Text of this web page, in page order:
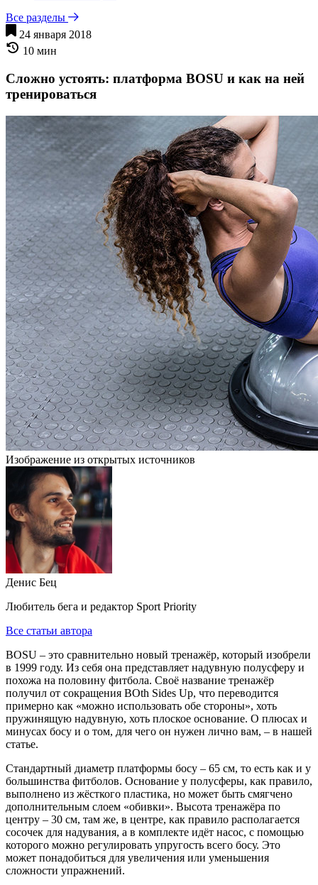
Все разделы
24 января 2018
10 мин
Сложно устоять: платформа BOSU и как на ней
тренироваться
Изображение из открытых источников
Денис Бец
Любитель бега и редактор Sport Priority
Все статьи автора
BOSU – это сравнительно новый тренажёр, который изобрели
в 1999 году. Из себя она представляет надувную полусферу и
похожа на половину фитбола. Своё название тренажёр
получил от сокращения BOth Sides Up, что переводится
примерно как «можно использовать обе стороны», хоть
пружинящую надувную, хоть плоское основание. О плюсах и
минусах босу и о том, для чего он нужен лично вам, – в нашей
статье.
Стандартный диаметр платформы босу – 65 см, то есть как и у
большинства фитболов. Основание у полусферы, как правило,
выполнено из жёсткого пластика, но может быть смягчено
дополнительным слоем «обивки». Высота тренажёра по
центру – 30 см, там же, в центре, как правило располагается
сосочек для надувания, а в комплекте идёт насос, с помощью
которого можно регулировать упругость всего босу. Это
может понадобиться для увеличения или уменьшения
сложности упражнений.